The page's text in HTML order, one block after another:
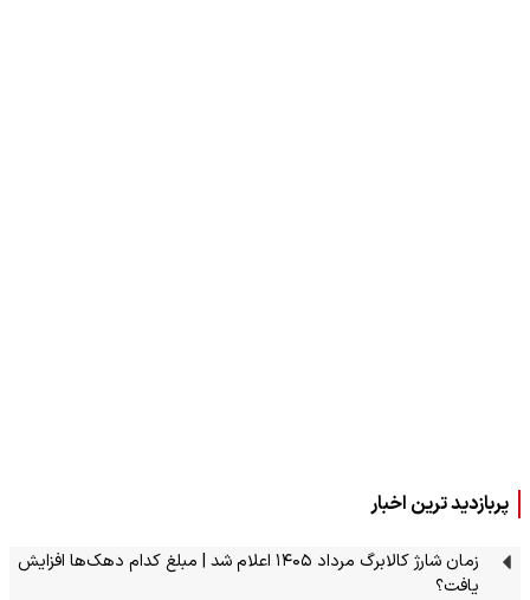
پربازدید ترین اخبار
زمان شارژ کالابرگ مرداد ۱۴۰۵ اعلام شد | مبلغ کدام دهک‌ها افزایش
یافت؟